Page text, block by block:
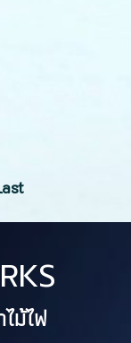
ม้ไฟ